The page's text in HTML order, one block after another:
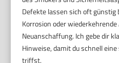
Defekte lassen sich oft günstig
Korrosion oder
Neuanschaffung. Ich gebe dir
Hinweise, damit du schnell
triffst.